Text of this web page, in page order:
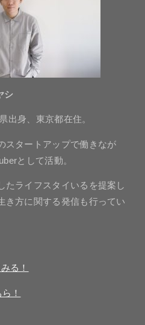
シ
出身、東京都在住。
スタートアップで働きなが
として活動。
たライフスタイいるを提案し
き方に関する発信も行ってい
る！
！